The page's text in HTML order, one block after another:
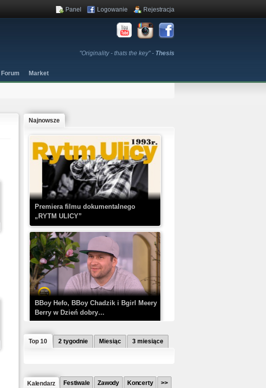
"Originality - thats the key" - Thesis
Panel Logowanie Rejestracja
Forum Market
Najnowsze
Premiera filmu dokumentalnego
„RYTM ULICY”
BBoy Hefo, BBoy Chadzik i Bgirl Meery
Berry w Dzień dobry…
Top 10 2 tygodnie Miesiąc 3 miesiące
Kalendarz Festiwale Zawody Koncerty >>